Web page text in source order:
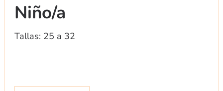
Niño/a
Tallas: 25 a 32